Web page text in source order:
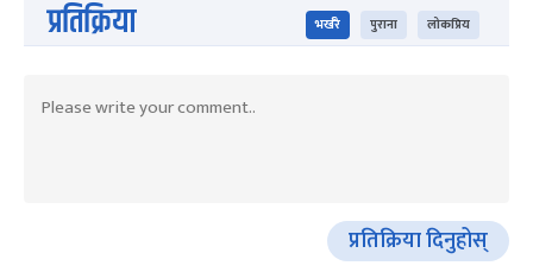
प्रतिक्रिया भर्खरै पुराना लोकप्रिय
प्रतिक्रिया दिनुहोस्